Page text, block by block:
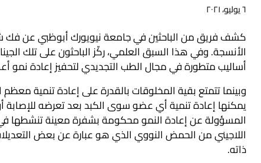
٦ يوليو، ٢٠٢١
كشف فريق من الباحثين في جامعة نيويورك أبوظبي عن فك
الأنسجة. وفي هذا السبق العلمي، ركّز الباحثون على تلك
أساليب متطورة في مجال الطب التجديدي لتحفيز إعادة نمو
وبينما تتمتع بقية المخلوقات بالقدرة على إعادة تنمية
يمكنها إعادة تنمية أي عضو سوى الكبد بعد تعرضه للإصابة
المسؤولة عن إعادة النمو محكومة بشفرة معينة تنشطها
اللاجيني من الحمض النووي الذي هو عبارة عن بعض
ذاته.